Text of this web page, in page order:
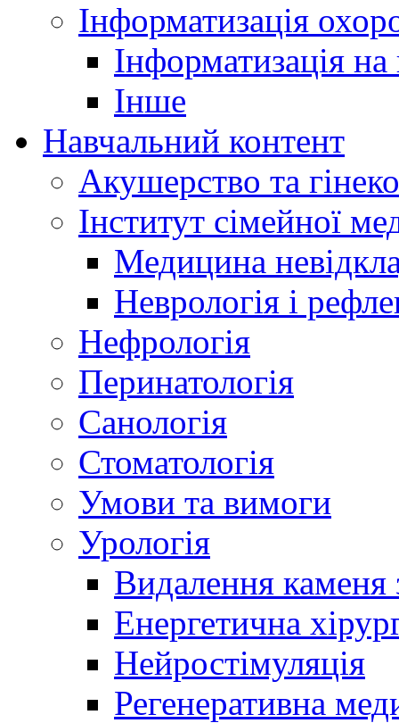
Інформатизація
Інформатизація
Інше
Навчальний контент
Акушерство та
Інститут сімейної
Медицина
Неврологія і
Нефрологія
Перинатологія
Санологія
Стоматологія
Умови та вимоги
Урологія
Видалення каменя
Енергетична
Нейростімуляція
Регенеративна